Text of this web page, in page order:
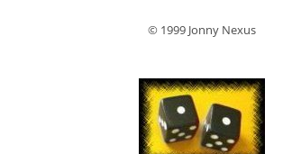
© 1999 Jonny Nexus